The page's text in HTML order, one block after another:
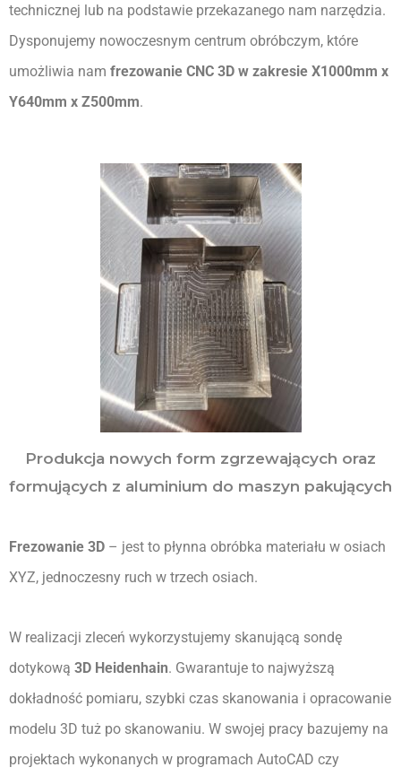
technicznej lub na podstawie przekazanego nam narzędzia.
Dysponujemy nowoczesnym centrum obróbczym, które
umożliwia nam frezowanie CNC 3D w zakresie X1000mm x
Y640mm x Z500mm.
Produkcja nowych form zgrzewających oraz
formujących z aluminium do maszyn pakujących
Frezowanie 3D – jest to płynna obróbka materiału w osiach
XYZ, jednoczesny ruch w trzech osiach.
W realizacji zleceń wykorzystujemy skanującą sondę
dotykową 3D Heidenhain. Gwarantuje to najwyższą
dokładność pomiaru, szybki czas skanowania i opracowanie
modelu 3D tuż po skanowaniu. W swojej pracy bazujemy na
projektach wykonanych w programach AutoCAD czy